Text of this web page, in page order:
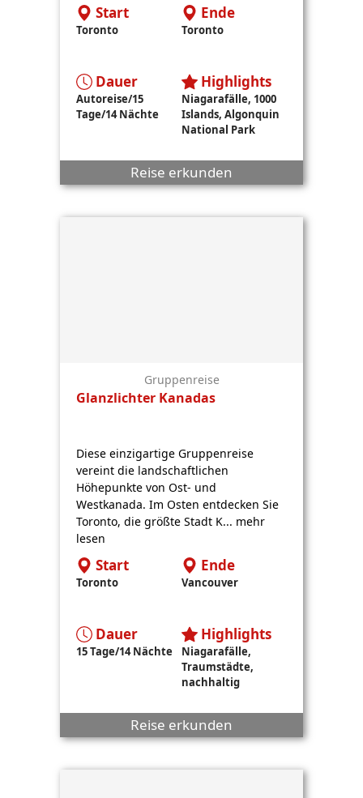
Start
Toronto
Ende
Toronto
Dauer
Autoreise/15
Tage/14 Nächte
Highlights
Niagarafälle, 1000
Islands, Algonquin
National Park
Reise erkunden
Gruppenreise
Glanzlichter Kanadas
Diese einzigartige Gruppenreise
vereint die landschaftlichen
Höhepunkte von Ost- und
Westkanada. Im Osten entdecken Sie
Toronto, die größte Stadt K... mehr
lesen
Start
Toronto
Ende
Vancouver
Dauer
15 Tage/14 Nächte
Highlights
Niagarafälle,
Traumstädte,
nachhaltig
Reise erkunden